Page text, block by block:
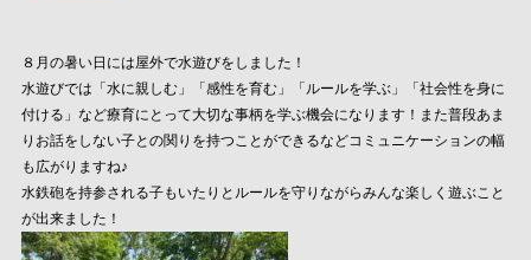
８月の暑い日には屋外で水遊びをしました！
水遊びでは「水に親しむ」「感性を育む」「ルールを学ぶ」「社会性を身に
付ける」など療育にとって大切な事柄を学ぶ機会になります！また普段あま
りお話をしない子との関りを持つことができるなどコミュニケーションの幅
も広がりますね♪
水鉄砲を持参される子もいたりとルールを守りながらみんな楽しく遊ぶこと
が出来ました！